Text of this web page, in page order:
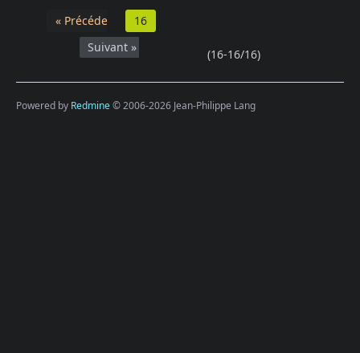
« Précédent
16
Suivant »
(16-16/16)
Powered by Redmine© 2006-2026 Jean-Philippe Lang